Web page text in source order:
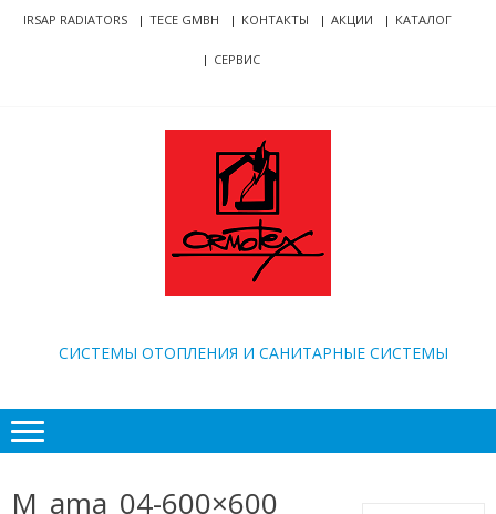
Skip
SkipIRSAP RADIATORS TECE GMBH КОНТАКТЫ АКЦИИ КАТАЛОГ
СЕРВИС
CИСТЕМЫ ОТОПЛЕНИЯ И САНИТАРНЫЕ СИСТЕМЫ
M_ama_04-600×600